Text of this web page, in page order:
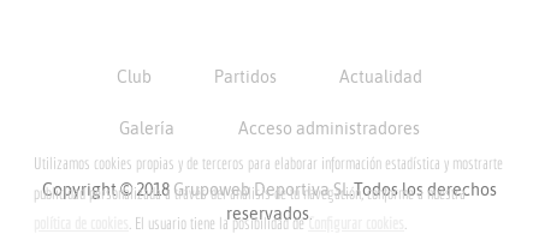
Club Partidos Actualidad
Galería Acceso administradores
Copyright © 2018 Grupoweb Deportiva SL.Todos los derechos
reservados.
Utilizamos cookies propias y de terceros para elaborar información estadística y mostrarte
publicidad personalizada a través del análisis de tu navegación, conforme a nuestra
. El usuario tiene la posibilidad deConfigurar cookies .